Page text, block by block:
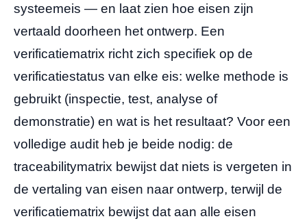
systeemeis — en laat zien hoe eisen zijn
vertaald doorheen het ontwerp. Een
verificatiematrix richt zich specifiek op de
verificatiestatus van elke eis: welke methode is
gebruikt (inspectie, test, analyse of
demonstratie) en wat is het resultaat? Voor een
volledige audit heb je beide nodig: de
traceabilitymatrix bewijst dat niets is vergeten in
de vertaling van eisen naar ontwerp, terwijl de
verificatiematrix bewijst dat aan alle eisen